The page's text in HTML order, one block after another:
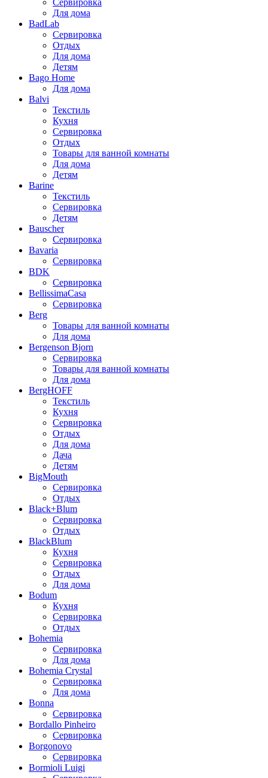
Сервировка
Для дома
BadLab
Сервировка
Отдых
Для дома
Детям
Bago Home
Для дома
Balvi
Текстиль
Кухня
Сервировка
Отдых
Товары для ванной комнаты
Для дома
Детям
Barine
Текстиль
Сервировка
Детям
Bauscher
Сервировка
Bavaria
Сервировка
BDK
Сервировка
BellissimaCasa
Сервировка
Berg
Товары для ванной комнаты
Для дома
Bergenson Bjorn
Сервировка
Товары для ванной комнаты
Для дома
BergHOFF
Текстиль
Кухня
Сервировка
Отдых
Для дома
Дача
Детям
BigMouth
Сервировка
Отдых
Black+Blum
Сервировка
Отдых
BlackBlum
Кухня
Сервировка
Отдых
Для дома
Bodum
Кухня
Сервировка
Отдых
Bohemia
Сервировка
Для дома
Bohemia Crystal
Сервировка
Для дома
Bonna
Сервировка
Bordallo Pinheiro
Сервировка
Borgonovo
Сервировка
Bormioli Luigi